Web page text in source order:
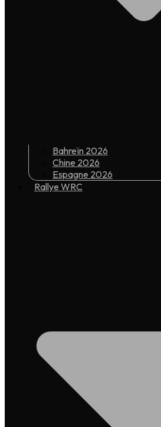
Bahreïn 2026
Chine 2026
Espagne 2026
Rallye WRC